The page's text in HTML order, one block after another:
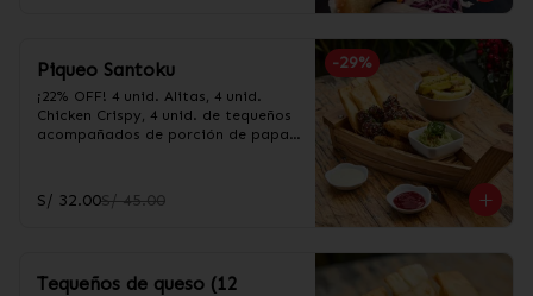
-29%
Piqueo Santoku
¡22% OFF! 4 unid. Alitas, 4 unid.
Chicken Crispy, 4 unid. de tequeños
acompañados de porción de papas
S/ 32.00S/ 45.00
Tequeños de queso (12